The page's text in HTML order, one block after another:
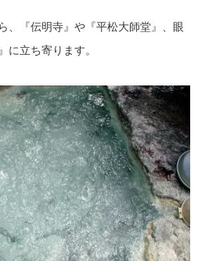
、『伝明寺』や『平松大師堂』、眼
に立ち寄ります。